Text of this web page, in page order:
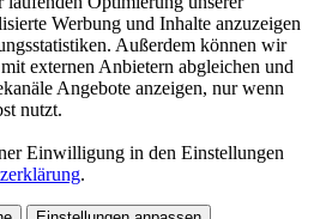
Werbung und Inhalte anzuzeigen
Außerdem können wir
externen Anbietern abgleichen und
Angebote anzeigen, nur wenn
nutzt.
Einwilligung in den Einstellungen
.